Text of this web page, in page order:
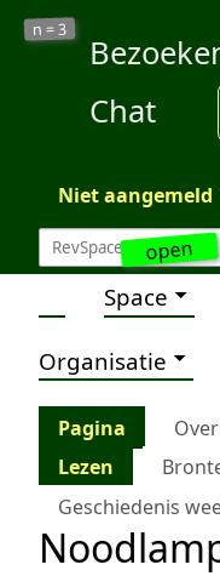
open
n =3
Chat
Niet aangemeld
Space
Organisatie
Pagina
Lezen
Geschiedenis